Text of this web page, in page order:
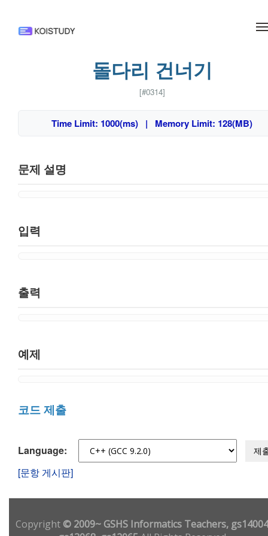
돌다리 건너기
[#0314]
Time Limit: 1000(ms) | Memory Limit: 128(MB)
문제 설명
입력
출력
예제
코드 제출
Language: 제
[문항 게시판]
Copyright© 2009~ GSHS Informatics Teachers,